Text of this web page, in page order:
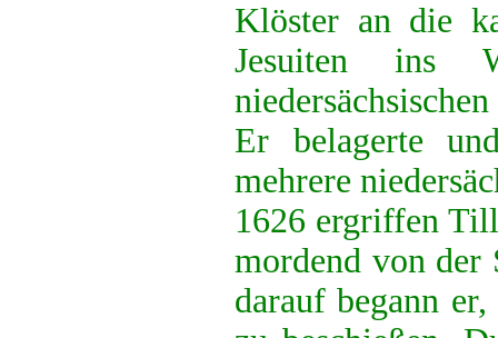
Klöster an die
Jesuiten ins
Er belagerte
mehrere
1626 ergriffen
mordend von der
darauf begann